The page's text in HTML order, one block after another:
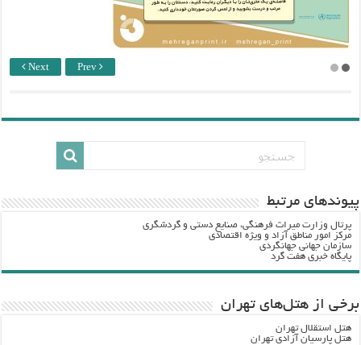
Next Prev
پيوندهاي مرتبط
پرتال وزارت ميراث فرهنگي، صنایع دستی و گردشگري
مرکز امور مناطق آزاد و ویژه اقتصادی
سازمان جهانی جهانگردی
پایگاه خبری هفت گرد
برخی از هتل‌های تهران
هتل استقلال تهران
هتل پارسیان آزادی تهران